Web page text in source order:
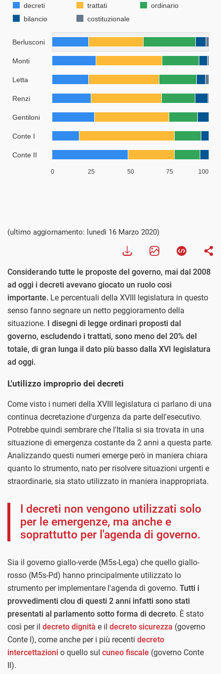
(ultimo aggiornamento: lunedì 16 Marzo 2020)
Considerando tutte le proposte del governo, mai dal 2008
ad oggi i decreti avevano giocato un ruolo così
importante. Le percentuali della XVIII legislatura in questo
senso fanno segnare un netto peggioramento della
situazione. I disegni di legge ordinari proposti dal
governo, escludendo i trattati, sono meno del 20% del
totale, di gran lunga il dato più basso dalla XVI legislatura
ad oggi.
L'utilizzo improprio dei decreti
Come visto i numeri della XVIII legislatura ci parlano di una
continua decretazione d'urgenza da parte dell'esecutivo.
Potrebbe quindi sembrare che l'Italia si sia trovata in una
situazione di emergenza costante da 2 anni a questa parte.
Analizzando questi numeri emerge però in maniera chiara
quanto lo strumento, nato per risolvere situazioni urgenti e
straordinarie, sia stato utilizzato in maniera inappropriata.
I decreti non vengono utilizzati solo
per le emergenze, ma anche e
soprattutto per l'agenda di governo.
Sia il governo giallo-verde (M5s-Lega) che quello giallo-
rosso (M5s-Pd) hanno principalmente utilizzato lo
strumento per implementare l'agenda di governo. Tutti i
provvedimenti clou di questi 2 anni infatti sono stati
presentati al parlamento sotto forma di decreto. È stato
così per il decreto dignità e il decreto sicurezza (governo
Conte I), come anche per i più recenti decreto
intercettazioni o quello sul cuneo fiscale (governo Conte
II).